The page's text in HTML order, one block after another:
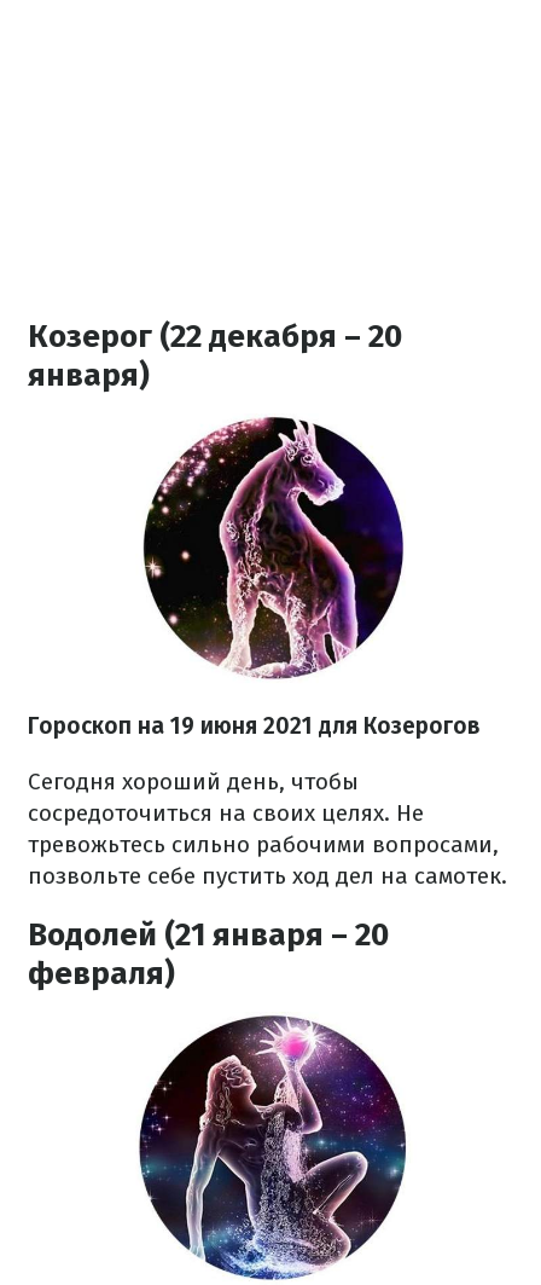
Козерог (22 декабря – 20
января)
Гороскоп на 19 июня 2021 для Козерогов
Сегодня хороший день, чтобы
сосредоточиться на своих целях. Не
тревожьтесь сильно рабочими вопросами,
позвольте себе пустить ход дел на самотек.
Водолей (21 января – 20
февраля)